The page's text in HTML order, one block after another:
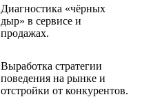
Диагностика «чёрных
дыр» в сервисе и
продажах.
Выработка стратегии
поведения на рынке и
отстройки от конкурентов.